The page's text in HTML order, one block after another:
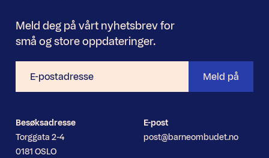
Meld deg på vårt nyhetsbrev for
små og store oppdateringer.
postadresse
Meld på
Besøksadresse
Torggata 2-4
0181 OSLO
E-post
post@barneombudet.no